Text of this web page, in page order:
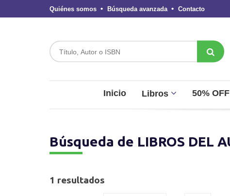
Quiénes somos Búsqueda avanzada Contacto
Inicio Libros 50% OFF
Búsqueda de LIBROS DEL
1 resultados